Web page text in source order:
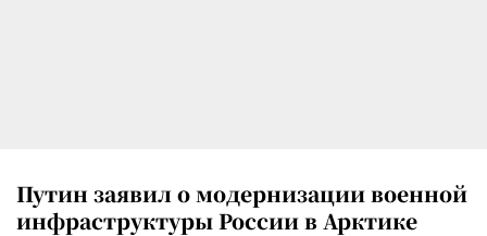
Путин заявил о модернизации военной
инфраструктуры России в Арктике